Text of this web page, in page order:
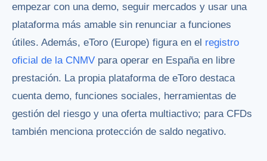
empezar con una demo, seguir mercados y usar una
plataforma más amable sin renunciar a funciones
útiles. Además, eToro (Europe) figura en el registro
oficial de la CNMV para operar en España en libre
prestación. La propia plataforma de eToro destaca
cuenta demo, funciones sociales, herramientas de
gestión del riesgo y una oferta multiactivo; para CFDs
también menciona protección de saldo negativo.